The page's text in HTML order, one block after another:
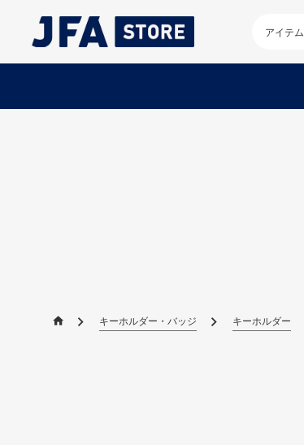
キーホルダー・バッジ キーホルダー